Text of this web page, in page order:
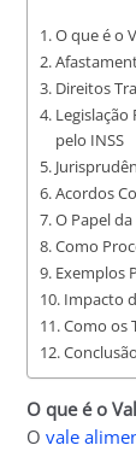
O que é o
Direitos
pelo INSS
Acordos
O Papel
Como
Exemplos
Impacto
Como os
Conclusão
O que é o
Ovale